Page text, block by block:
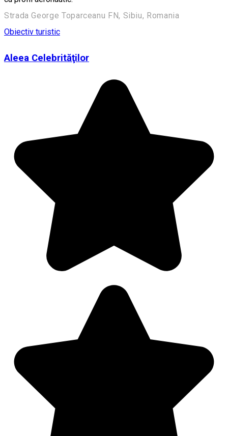
Strada George Toparceanu FN, Sibiu, Romania
Obiectiv turistic
Aleea Celebrităţilor